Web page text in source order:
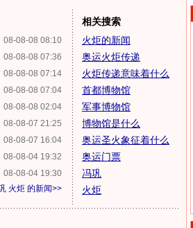
08-08-08 08:10
08-08-08 07:36
08-08-08 07:14
08-08-08 07:04
08-08-08 02:04
08-08-07 21:25
08-08-07 16:04
08-08-04 19:32
08-08-04 19:30
火炬 的新闻>>
相关搜索
火炬的新闻
奥运火炬传递
火炬传递意味着什么
首都博物馆
军事博物馆
博物馆是什么
奥运圣火象征着什么
奥运门票
冯巩
火炬